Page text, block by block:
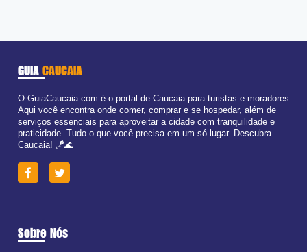
GUIA CAUCAIA
O GuiaCaucaia.com é o portal de Caucaia para turistas e moradores.
Aqui você encontra onde comer, comprar e se hospedar, além de
serviços essenciais para aproveitar a cidade com tranquilidade e
praticidade. Tudo o que você precisa em um só lugar. Descubra
Caucaia! 🪁🌊
Sobre Nós